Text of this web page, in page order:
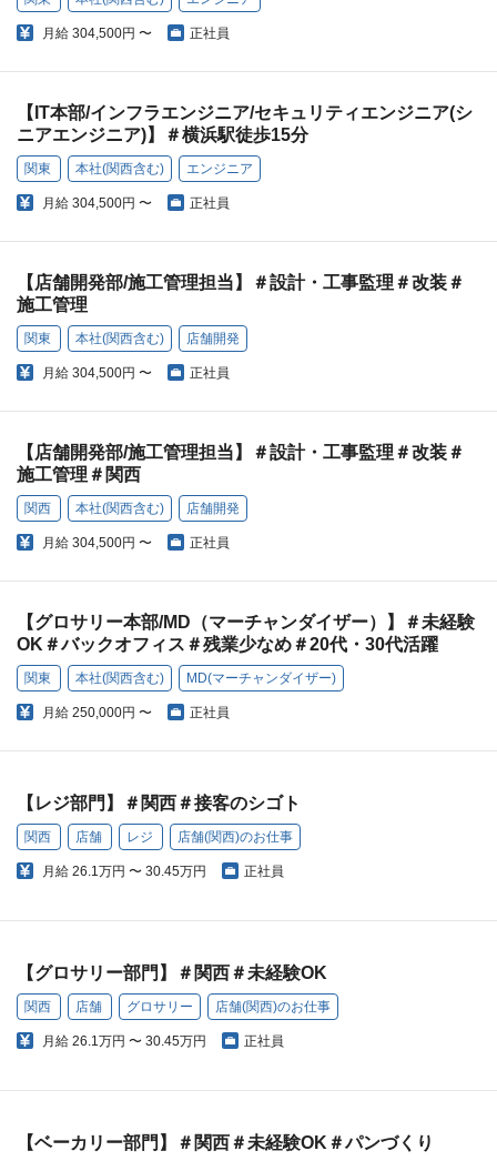
月給 304,500円 〜 正社員
【IT本部/インフラエンジニア/セキュリティエンジニア(シ
ニアエンジニア)】＃横浜駅徒歩15分
関東 本社(関西含む) エンジニア
月給 304,500円 〜 正社員
【店舗開発部/施工管理担当】＃設計・工事監理＃改装＃
施工管理
関東 本社(関西含む) 店舗開発
月給 304,500円 〜 正社員
【店舗開発部/施工管理担当】＃設計・工事監理＃改装＃
施工管理＃関西
関西 本社(関西含む) 店舗開発
月給 304,500円 〜 正社員
【グロサリー本部/MD（マーチャンダイザー）】＃未経験
OK＃バックオフィス＃残業少なめ＃20代・30代活躍
関東 本社(関西含む) MD(マーチャンダイザー)
月給 250,000円 〜 正社員
【レジ部門】＃関西＃接客のシゴト
関西 店舗 レジ 店舗(関西)のお仕事
月給 26.1万円 〜 30.45万円 正社員
【グロサリー部門】＃関西＃未経験OK
関西 店舗 グロサリー 店舗(関西)のお仕事
月給 26.1万円 〜 30.45万円 正社員
【ベーカリー部門】＃関西＃未経験OK＃パンづくり